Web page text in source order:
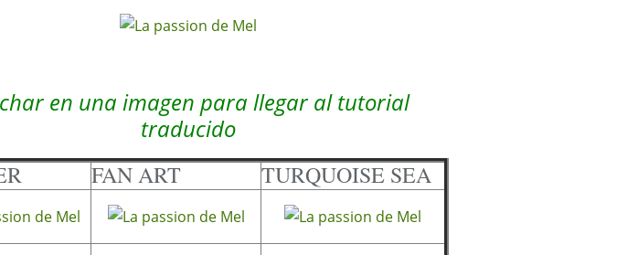
en una imagen para llegar al tutorial
traducido
FAN ART TURQUOISE SEA